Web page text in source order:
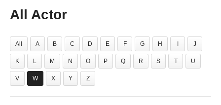
All Actor
All A B C D E F G H J
K L M N O P Q R S T U
V W X Y Z